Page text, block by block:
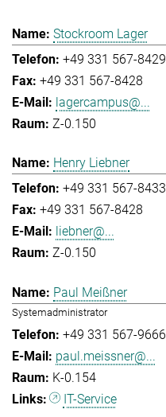
Stockroom Lager
+49 331 567-8429
+49 331 567-8428
lagercampus@...
Z-0.150
Henry Liebner
+49 331 567-8433
+49 331 567-8428
liebner@...
Z-0.150
Paul Meißner
Systemadministrator
+49 331 567-9666
paul.meissner@...
K-0.154
IT-Service